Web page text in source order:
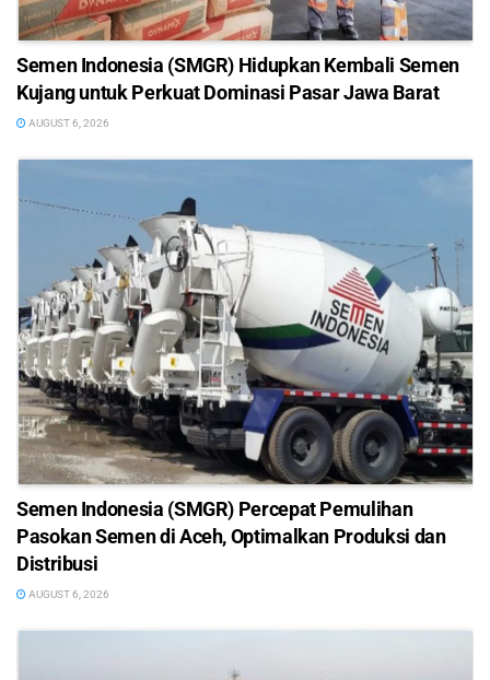
Semen Indonesia (SMGR) Hidupkan Kembali Semen
Kujang untuk Perkuat Dominasi Pasar Jawa Barat
AUGUST 6, 2026
Semen Indonesia (SMGR) Percepat Pemulihan
Pasokan Semen di Aceh, Optimalkan Produksi dan
Distribusi
AUGUST 6, 2026